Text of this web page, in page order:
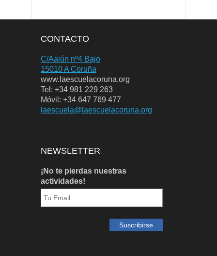
CONTACTO
C/Aaiún nº4 Bajo
15010 A Coruña
www.laescuelacoruna.org
Tel: +34 981 229 263
Móvil: +34 647 769 477
laescuela@laescuelacoruna.org
NEWSLETTER
¡No te pierdas nuestras
actividades!